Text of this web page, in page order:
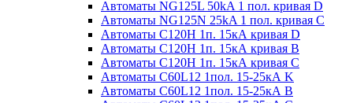
Автоматы NG125L 50kA 1 пол. кривая D
Автоматы NG125N 25kA 1 пол. кривая C
Автоматы С120H 1п. 15кА кривая D
Автоматы С120H 1п. 15кА кривая В
Автоматы С120H 1п. 15кА кривая С
Автоматы С60L12 1пол. 15-25кА K
Автоматы С60L12 1пол. 15-25кА В